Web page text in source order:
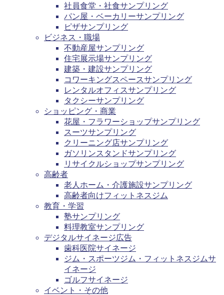
社員食堂・社食サンプリング
パン屋・ベーカリーサンプリング
ピザサンプリング
ビジネス・職場
不動産屋サンプリング
住宅展示場サンプリング
建築・建設サンプリング
コワーキングスペースサンプリング
レンタルオフィスサンプリング
タクシーサンプリング
ショッピング・商業
花屋・フラワーショップサンプリング
スーツサンプリング
クリーニング店サンプリング
ガソリンスタンドサンプリング
リサイクルショップサンプリング
高齢者
老人ホーム・介護施設サンプリング
高齢者向けフィットネスジム
教育・学習
塾サンプリング
料理教室サンプリング
デジタルサイネージ広告
歯科医院サイネージ
ジム・スポーツジム・フィットネスジムサ
イネージ
ゴルフサイネージ
イベント・その他